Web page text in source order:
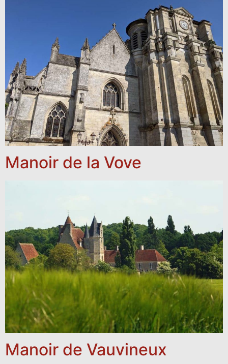
Manoir de la Vove
Manoir de Vauvineux